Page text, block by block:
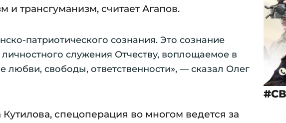
и трансгуманизм, считает Агапов.
патриотического сознания. Это сознание
служения Отчеству, воплощаемое в
свободы, ответственности», — сказал Олег
спецоперация во многом ведется за